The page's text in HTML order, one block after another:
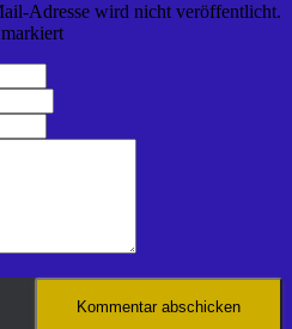
Adresse wird nicht veröffentlicht.
markiert